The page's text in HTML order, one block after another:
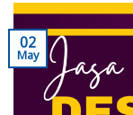
02
May